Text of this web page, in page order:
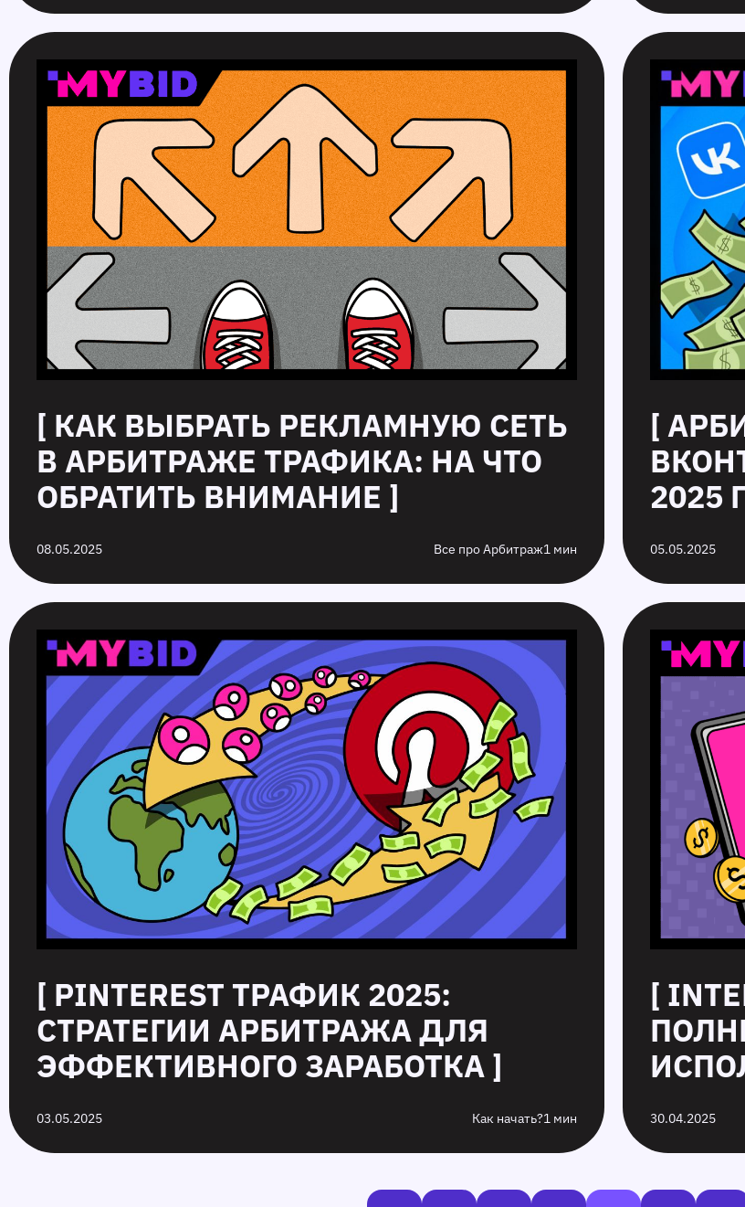
[ КАК ВЫБРАТЬ РЕКЛАМНУЮ СЕТЬ
В АРБИТРАЖЕ ТРАФИКА: НА ЧТО
ОБРАТИТЬ ВНИМАНИЕ ]
08.05.2025 Все про Арбитраж1 мин
[
2025
05.05.2025
[ PINTEREST ТРАФИК 2025:
СТРАТЕГИИ АРБИТРАЖА ДЛЯ
ЭФФЕКТИВНОГО ЗАРАБОТКА ]
03.05.2025 Как начать?1 мин
[
30.04.2025